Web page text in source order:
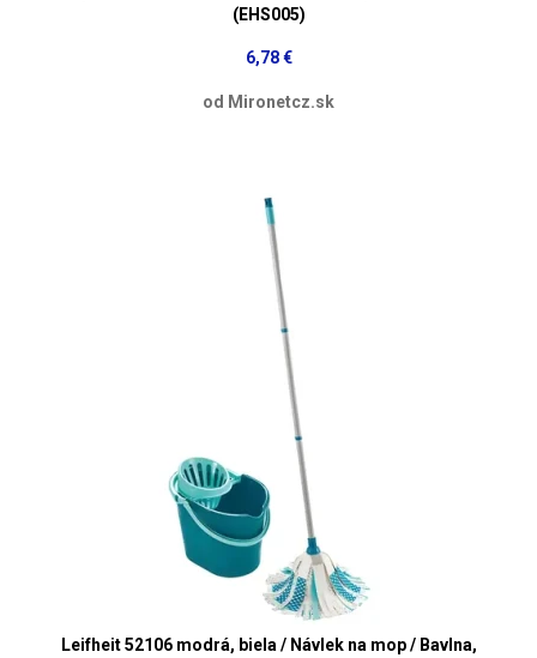
(EHS005)
6,78 €
od Mironetcz.sk
Leifheit 52106 modrá, biela / Návlek na mop / Bavlna,